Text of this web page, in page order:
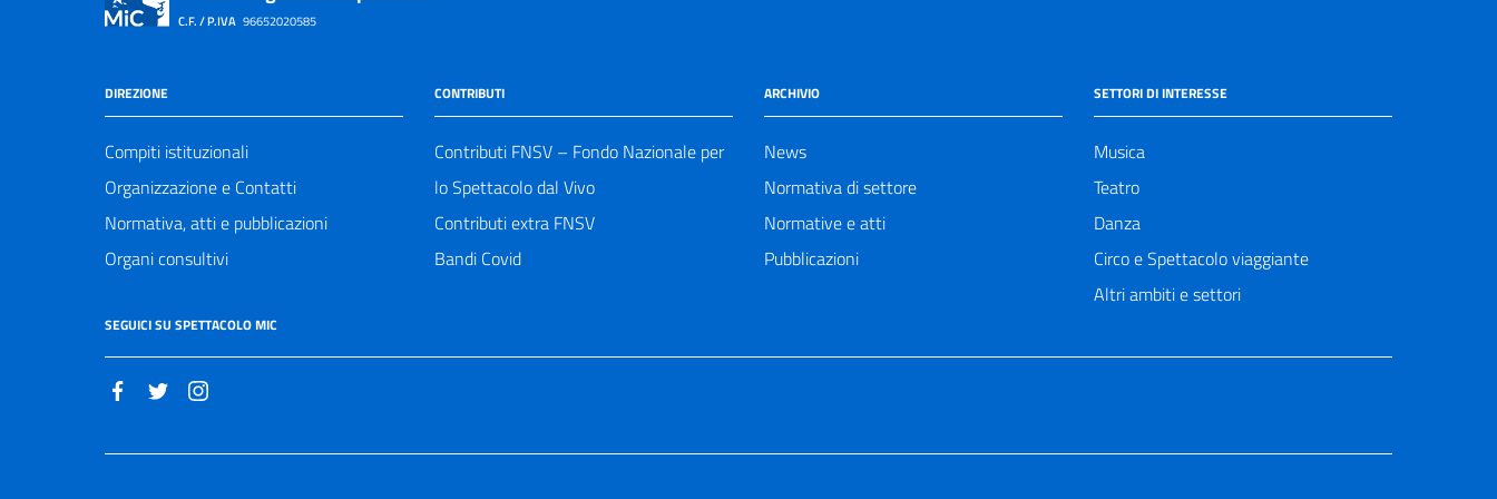
C.F. / P.IVA 96652020585
DIREZIONE
Compiti istituzionali
Organizzazione e Contatti
Normativa, atti e pubblicazioni
Organi consultivi
CONTRIBUTI
Contributi FNSV – Fondo Nazionale per
lo Spettacolo dal Vivo
Contributi extra FNSV
Bandi Covid
ARCHIVIO
News
Normativa di settore
Normative e atti
Pubblicazioni
SETTORI DI INTERESSE
Musica
Teatro
Danza
Circo e Spettacolo viaggiante
Altri ambiti e settori
SEGUICI SU SPETTACOLO MIC